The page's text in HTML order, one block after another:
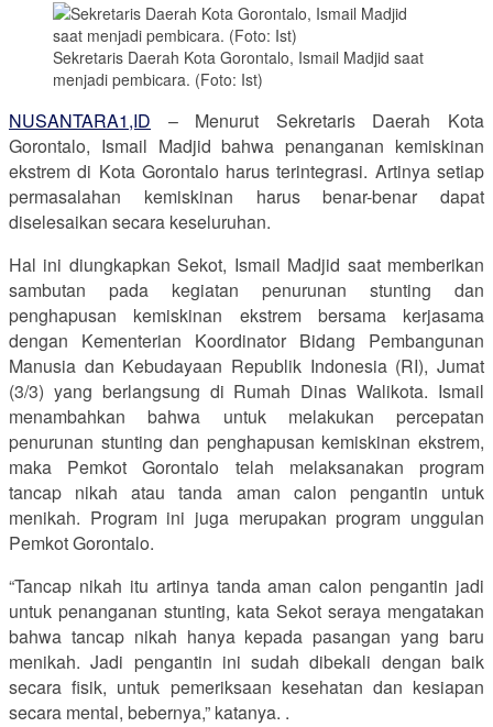
Sekretaris Daerah Kota Gorontalo, Ismail Madjid saat
menjadi pembicara. (Foto: Ist)
NUSANTARA1,ID – Menurut Sekretaris Daerah Kota
Gorontalo, Ismail Madjid bahwa penanganan kemiskinan
ekstrem di Kota Gorontalo harus terintegrasi. Artinya setiap
permasalahan kemiskinan harus benar-benar dapat
diselesaikan secara keseluruhan.
Hal ini diungkapkan Sekot, Ismail Madjid saat memberikan
sambutan pada kegiatan penurunan stunting dan
penghapusan kemiskinan ekstrem bersama kerjasama
dengan Kementerian Koordinator Bidang Pembangunan
Manusia dan Kebudayaan Republik Indonesia (RI), Jumat
(3/3) yang berlangsung di Rumah Dinas Walikota. Ismail
menambahkan bahwa untuk melakukan percepatan
penurunan stunting dan penghapusan kemiskinan ekstrem,
maka Pemkot Gorontalo telah melaksanakan program
tancap nikah atau tanda aman calon pengantin untuk
menikah. Program ini juga merupakan program unggulan
Pemkot Gorontalo.
“Tancap nikah itu artinya tanda aman calon pengantin jadi
untuk penanganan stunting, kata Sekot seraya mengatakan
bahwa tancap nikah hanya kepada pasangan yang baru
menikah. Jadi pengantin ini sudah dibekali dengan baik
secara fisik, untuk pemeriksaan kesehatan dan kesiapan
secara mental, bebernya,” katanya. .